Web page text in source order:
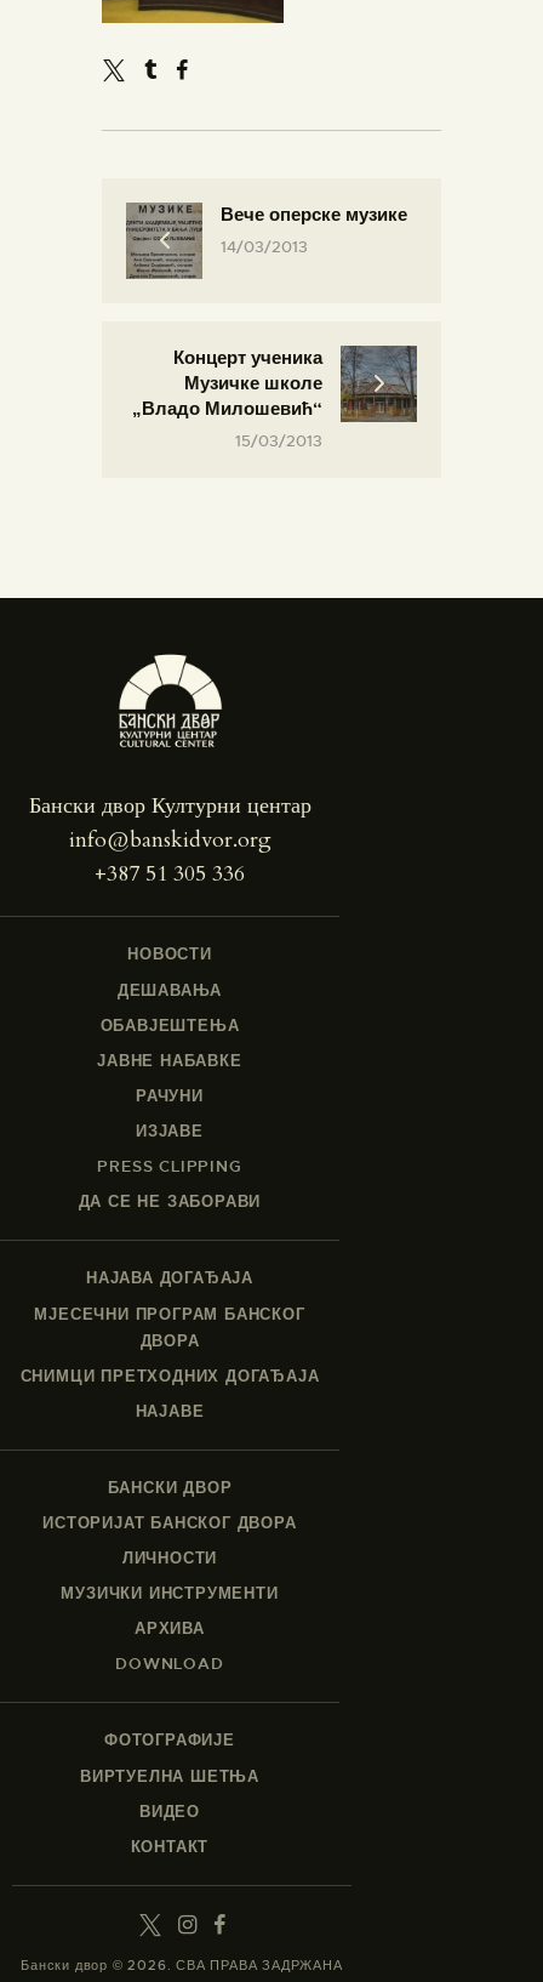
Вече оперске музике
14/03/2013
Концерт ученика
Музичке школе
„Владо Милошевић“
15/03/2013
Бански двор Културни центар
info@banskidvor.org
+387 51 305 336
НОВОСТИ
ДЕШАВАЊА
ОБАВЈЕШТЕЊА
ЈАВНЕ НАБАВКЕ
РАЧУНИ
ИЗЈАВЕ
PRESS CLIPPING
ДА СЕ НЕ ЗАБОРАВИ
НАЈАВА ДОГАЂАЈА
МЈЕСЕЧНИ ПРОГРАМ БАНСКОГ
ДВОРА
СНИМЦИ ПРЕТХОДНИХ ДОГАЂАЈА
НАЈАВЕ
БАНСКИ ДВОР
ИСТОРИЈАТ БАНСКОГ ДВОРА
ЛИЧНОСТИ
МУЗИЧКИ ИНСТРУМЕНТИ
АРХИВА
DOWNLOAD
ФОТОГРАФИЈЕ
ВИРТУЕЛНА ШЕТЊА
ВИДЕО
КОНТАКТ
Бански двор © 2026. СВА ПРАВА ЗАДРЖАНА